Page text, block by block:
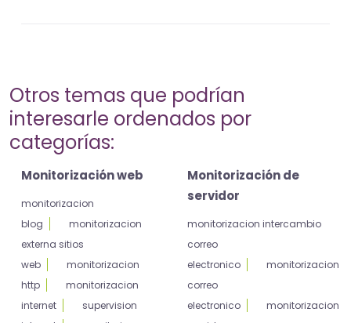
Otros temas que podrían
interesarle ordenados por
categorías:
Monitorización web
monitorizacion
blog
monitorizacion
externa sitios
web
monitorizacion
http
monitorizacion
internet
supervision
Monitorización de
servidor
monitorizacion intercambio
correo
electronico
monitorizacion
correo
electronico
monitorizacion